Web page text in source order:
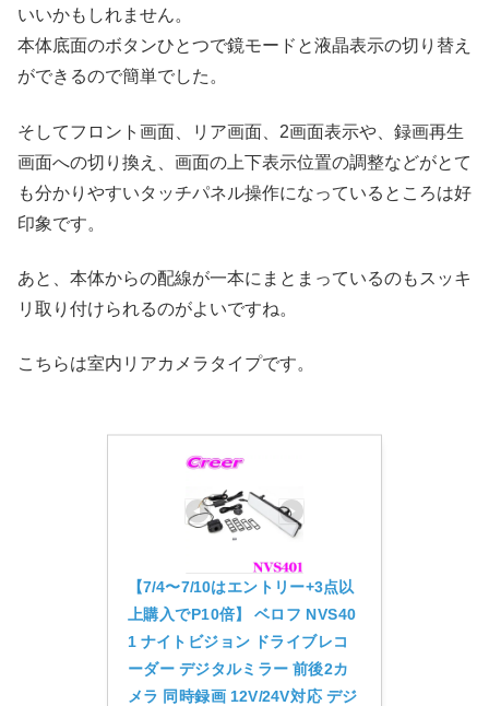
いいかもしれません。
本体底面のボタンひとつで鏡モードと液晶表示の切り替え
ができるので簡単でした。
そしてフロント画面、リア画面、2画面表示や、録画再生
画面への切り換え、画面の上下表示位置の調整などがとて
も分かりやすいタッチパネル操作になっているところは好
印象です。
あと、本体からの配線が一本にまとまっているのもスッキ
リ取り付けられるのがよいですね。
こちらは室内リアカメラタイプです。
【7/4〜7/10はエントリー+3点以
上購入でP10倍】 ベロフ NVS40
1 ナイトビジョン ドライブレコ
ーダー デジタルミラー 前後2カ
メラ 同時録画 12V/24V対応 デジ